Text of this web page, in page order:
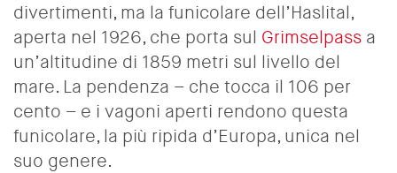
divertimenti, ma la funicolare dell’Haslital,
aperta nel 1926, che porta sul Grimselpass a
un’altitudine di 1859 metri sul livello del
mare. La pendenza – che tocca il 106 per
cento – e i vagoni aperti rendono questa
funicolare, la più ripida d’Europa, unica nel
suo genere.